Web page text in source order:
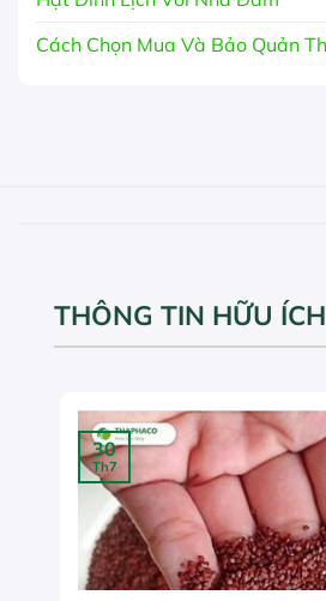
Cách Chọn Mua Và Bảo Quản
THÔNG TIN HỮU ÍCH
30
Th7